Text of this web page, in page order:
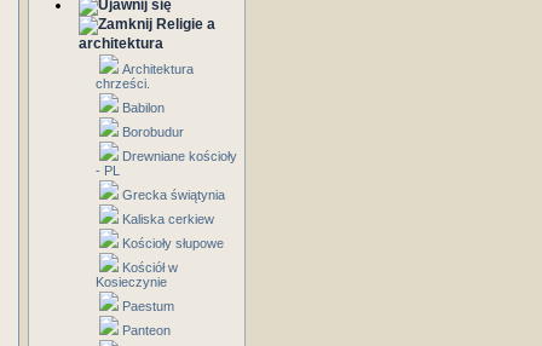
Religie a
architektura
Architektura
chrześci.
Babilon
Borobudur
Drewniane kościoły
- PL
Grecka świątynia
Kaliska cerkiew
Kościoły słupowe
Kościół w
Kosieczynie
Paestum
Panteon